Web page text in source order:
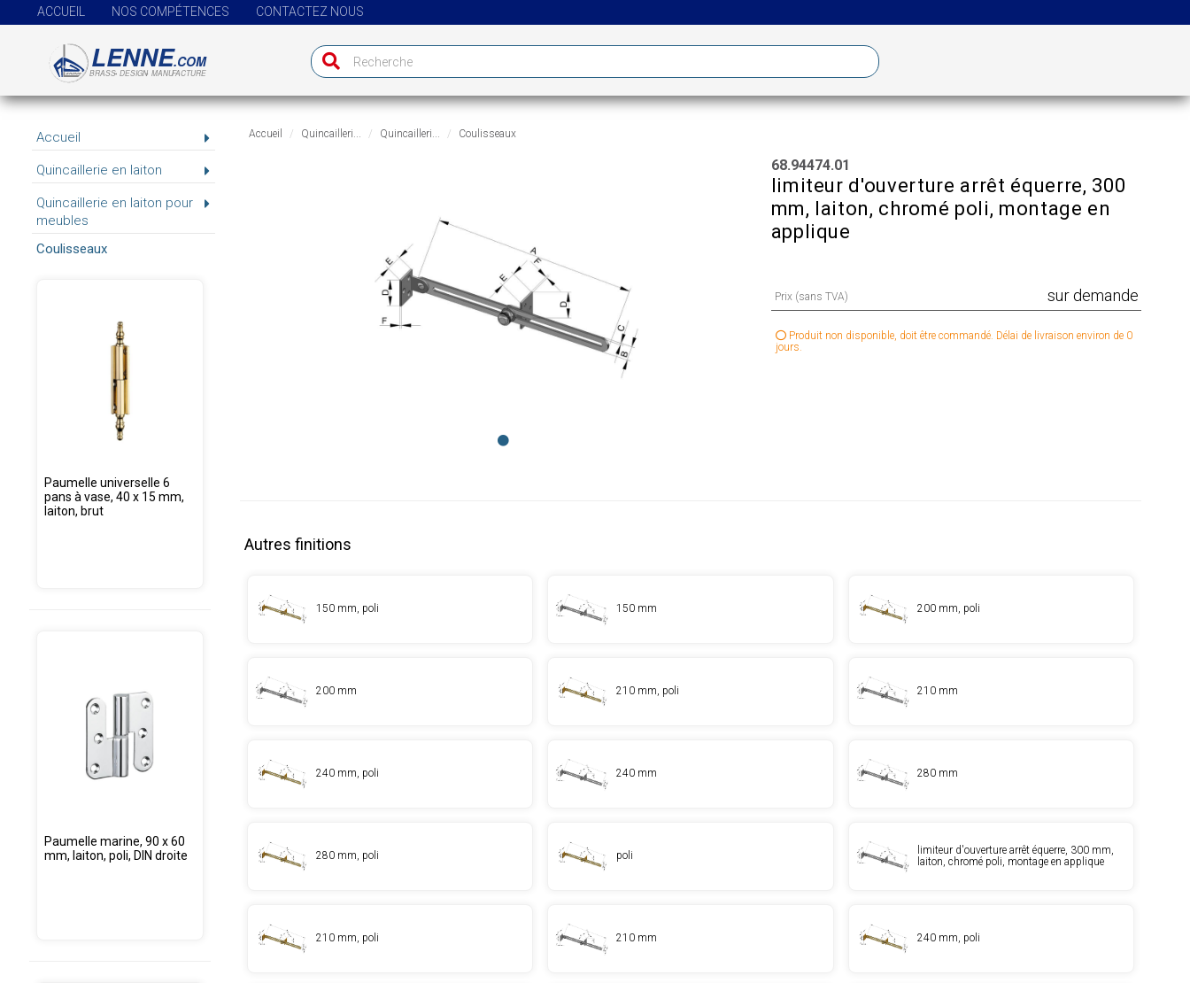
ACCUEIL NOS COMPÉTENCES CONTACTEZ NOUS
Accueil
Quincaillerie en laiton
Quincaillerie en laiton pour
meubles
Coulisseaux
Paumelle universelle 6
pans à vase, 40 x 15 mm,
laiton, brut
Paumelle marine, 90 x 60
mm, laiton, poli, DIN droite
Accueil Quincailleri... Quincailleri... Coulisseaux
68.94474.01
limiteur d'ouverture arrêt équerre, 300
mm, laiton, chromé poli, montage en
applique
Prix (sans TVA) sur demande
Produit non disponible, doit être commandé. Délai de livraison environ de 0
jours.
Autres finitions
150 mm, poli 150 mm 200 mm, poli
200 mm 210 mm, poli 210 mm
240 mm, poli 240 mm 280 mm
280 mm, poli poli
limiteur d'ouverture arrêt équerre, 300 mm,
laiton, chromé poli, montage en applique
210 mm, poli 210 mm 240 mm, poli